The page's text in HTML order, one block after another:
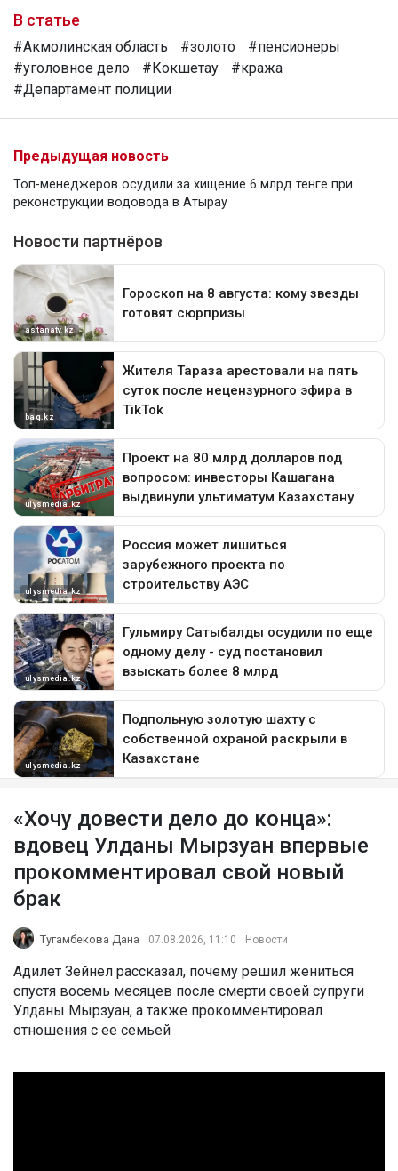
В статье
#Акмолинская область #золото
#пенсионеры
#уголовное дело
#Кокшетау
#кража
#Департамент полиции
Предыдущая новость
Топ-менеджеров осудили за хищение 6 млрд тенге при
реконструкции водовода в Атырау
«Хочу довести дело до конца»:
вдовец Улданы Мырзуан впервые
прокомментировал свой новый
брак
Тугамбекова Дана 07.08.2026, 11:10 Новости
Адилет Зейнел рассказал, почему решил жениться
спустя восемь месяцев после смерти своей супруги
Улданы Мырзуан, а также прокомментировал
отношения с ее семьей